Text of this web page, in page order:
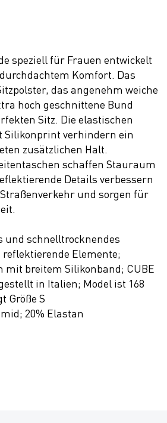
speziell für Frauen entwickelt
Komfort. Das
das angenehm weiche
hoch geschnittene Bund
Sitz. Die elastischen
Silikonprint verhindern ein
zusätzlichen Halt.
schaffen Stauraum
Details verbessern
und sorgen für
und schnelltrocknendes
Elemente;
mit breitem Silikonband; CUBE
in Italien; Model ist 168
Größe S
20% Elastan